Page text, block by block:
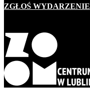
ZGŁOŚ WYDARZENIE